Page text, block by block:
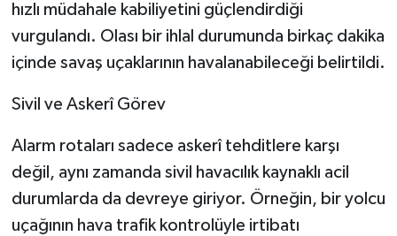
hızlı müdahale kabiliyetini güçlendirdiği
vurgulandı. Olası bir ihlal durumunda birkaç dakika
içinde savaş uçaklarının havalanabileceği belirtildi.
Sivil ve Askerî Görev
Alarm rotaları sadece askerî tehditlere karşı
değil, aynı zamanda sivil havacılık kaynaklı acil
durumlarda da devreye giriyor. Örneğin, bir yolcu
uçağının hava trafik kontrolüyle irtibatı